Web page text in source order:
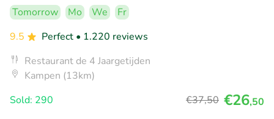
Tomorrow Mo We
Fr
9.5
Perfect • 1.220 reviews
Restaurant de 4 Jaargetijden
Kampen (13km)
Sold: 290
€37,50 €26,50